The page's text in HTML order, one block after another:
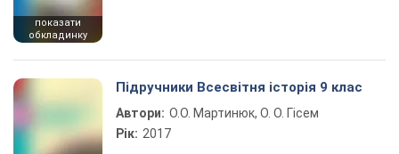
показати
обкладинку
Підручники Всесвітня історія 9 клас
Автори: О.О. Мартинюк, О. О. Гісем
Рік: 2017